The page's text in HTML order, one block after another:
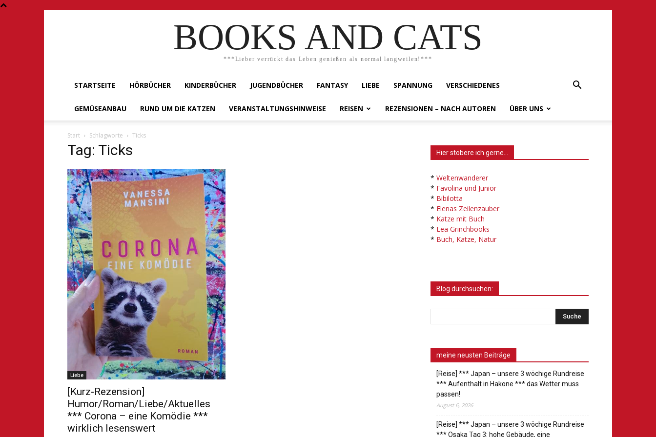
BOOKS AND CATS
***Lieber verrückt das Leben genießen als normal langweilen!***
STARTSEITE HÖRBÜCHER KINDERBÜCHER JUGENDBÜCHER FANTASY LIEBE SPANNUNG VERSCHIEDENES
GEMÜSEANBAU RUND UM DIE KATZEN VERANSTALTUNGSHINWEISE REISEN REZENSIONEN – NACH AUTOREN ÜBER UNS
Start Schlagworte Ticks
Tag: Ticks
Liebe
[Kurz-Rezension]
Humor/Roman/Liebe/Aktuelles
*** Corona – eine Komödie ***
wirklich lesenswert
Hier stöbere ich gerne…
* Weltenwanderer
* Favolina und Junior
* Bibilotta
* Elenas Zeilenzauber
* Katze mit Buch
* Lea Grinchbooks
* Buch, Katze, Natur
Blog durchsuchen:
meine neusten Beiträge
[Reise] *** Japan – unsere 3 wöchige Rundreise
*** Aufenthalt in Hakone *** das Wetter muss
passen!
August 6, 2026
[Reise] *** Japan – unsere 3 wöchige Rundreise
*** Osaka Tag 3: hohe Gebäude, eine